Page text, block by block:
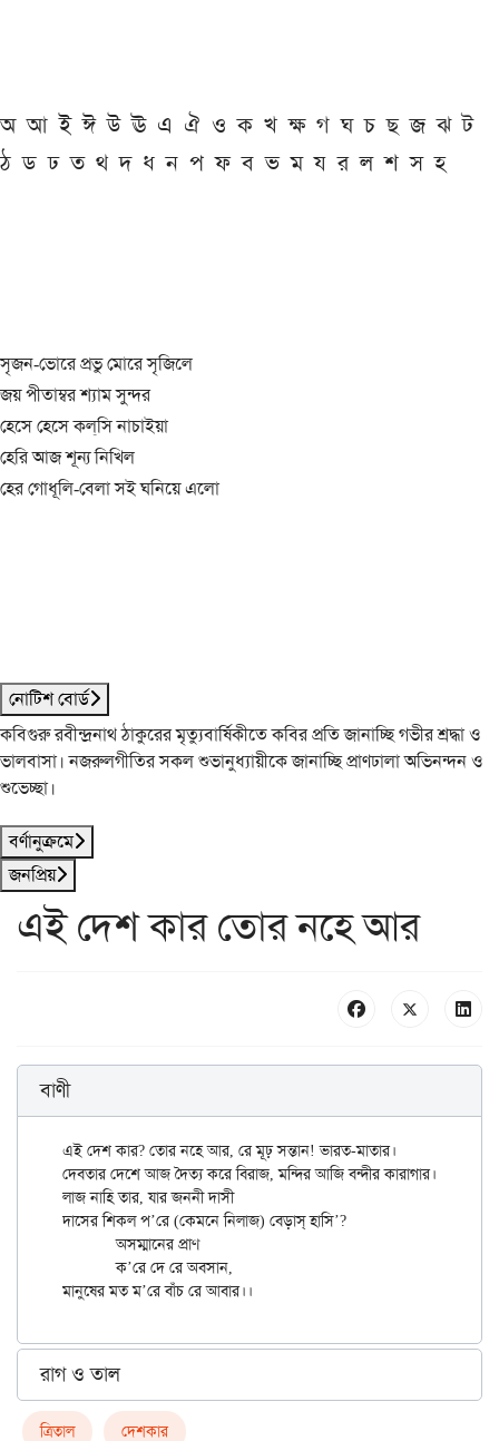
অ আ ই ঈ উ ঊ এ ঐ ও ক খ ক্ষ গ ঘ চ ছ জ ঝ ট
ঠ ড ঢ ত থ দ ধ ন প ফ ব ভ ম য র ল শ স হ
সৃজন-ভোরে প্রভু মোরে সৃজিলে
জয় পীতাম্বর শ্যাম সুন্দর
হেসে হেসে কল্‌সি নাচাইয়া
হেরি আজ শূন্য নিখিল
হের গোধূলি-বেলা সই ঘনিয়ে এলো
নোটিশ বোর্ড
কবিগুরু রবীন্দ্রনাথ ঠাকুরের মৃত্যুবার্ষিকীতে কবির প্রতি জানাচ্ছি গভীর শ্রদ্ধা ও
ভালবাসা। নজরুলগীতির সকল শুভানুধ্যায়ীকে জানাচ্ছি প্রাণঢালা অভিনন্দন ও
শুভেচ্ছা।
বর্ণানুক্রমে
জনপ্রিয়
এই দেশ কার তোর নহে আর
বাণী
এই দেশ কার? তোর নহে আর, রে মূঢ় সন্তান! ভারত-মাতার।
দেবতার দেশে আজ দৈত্য করে বিরাজ, মন্দির আজি বন্দীর কারাগার।।
লাজ নাহি তার, যার জননী দাসী
দাসের শিকল প’রে (কেমনে নিলাজ) বেড়াস্ হাসি’?
	অসম্মানের প্রাণ
	ক’রে দে রে অবসান,
রাগ ও তাল
ত্রিতাল দেশকার